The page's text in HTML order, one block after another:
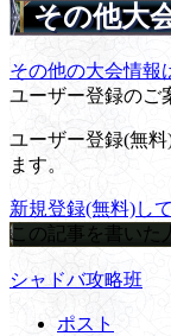
その他大
その他の大会情報
ユーザー登録のご
ユーザー登録(無
ます。
新規登録(無料)し
この記事を書いた
シャドバ攻略班
ポスト